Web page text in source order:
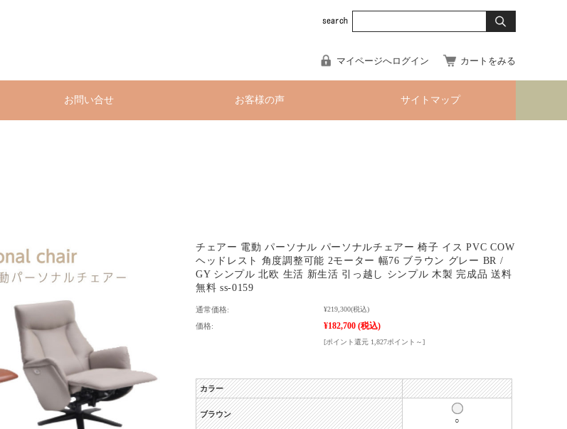
マイページへログイン カートをみる
お問い合せ お客様の声 サイトマップ
チェアー 電動 パーソナル パーソナルチェアー 椅子 イス PVC COW
ヘッドレスト 角度調整可能 2モーター 幅76 ブラウン グレー BR /
GY シンプル 北欧 生活 新生活 引っ越し シンプル 木製 完成品 送料
無料 ss-0159
通常価格: ¥219,300(税込)
価格: ¥182,700 (税込)
[ポイント還元 1,827ポイント～]
カラー
ブラウン
○